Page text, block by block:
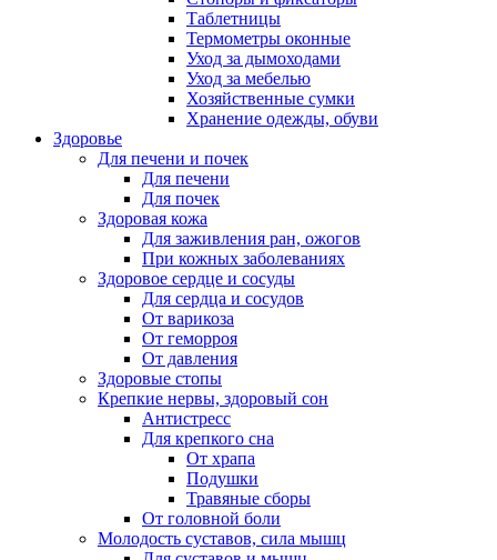
Таблетницы
Термометры оконные
Уход за дымоходами
Уход за мебелью
Хозяйственные сумки
Хранение одежды, обуви
Здоровье
Для печени и почек
Для печени
Для почек
Здоровая кожа
Для заживления ран, ожогов
При кожных заболеваниях
Здоровое сердце и сосуды
Для сердца и сосудов
От варикоза
От геморроя
От давления
Здоровые стопы
Крепкие нервы, здоровый сон
Антистресс
Для крепкого сна
От храпа
Подушки
Травяные сборы
От головной боли
Молодость суставов, сила мышц